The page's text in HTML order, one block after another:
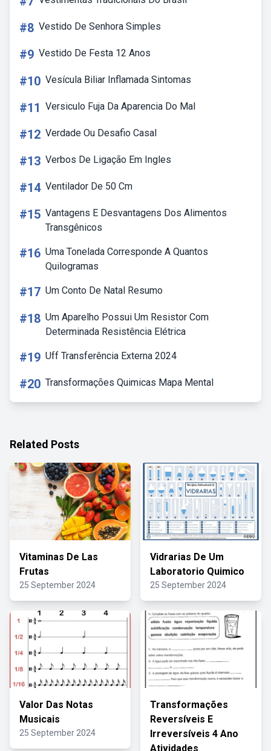
#8 Vestido De Senhora Simples
#9 Vestido De Festa 12 Anos
#10 Vesícula Biliar Inflamada Sintomas
#11 Versiculo Fuja Da Aparencia Do Mal
#12 Verdade Ou Desafio Casal
#13 Verbos De Ligação Em Ingles
#14 Ventilador De 50 Cm
#15 Vantagens E Desvantagens Dos Alimentos
Transgênicos
#16 Uma Tonelada Corresponde A Quantos
Quilogramas
#17 Um Conto De Natal Resumo
#18 Um Aparelho Possui Um Resistor Com
Determinada Resistência Elétrica
#19 Uff Transferência Externa 2024
#20 Transformações Quimicas Mapa Mental
Related Posts
Vitaminas De Las
Frutas
25 September 2024
Vidrarias De Um
Laboratorio Quimico
25 September 2024
Valor Das Notas
Musicais
25 September 2024
Transformações
Reversíveis E
Irreversíveis 4 Ano
Atividades